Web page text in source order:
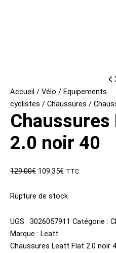
Accueil / Vélo / Equipements
cyclistes / Chaussures /
Chaussures
2.0 noir 40
129.00€ Le
initial
129.00€.
109.35€Le
actuel
109.35€.
TTC
Rupture de stock
UGS : 3026057911 Catégorie :
Marque : Leatt
Chaussures Leatt Flat 2.0 noir